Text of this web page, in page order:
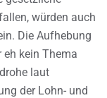
würden auch
Die Aufhebung
kein Thema
laut
der Lohn- und